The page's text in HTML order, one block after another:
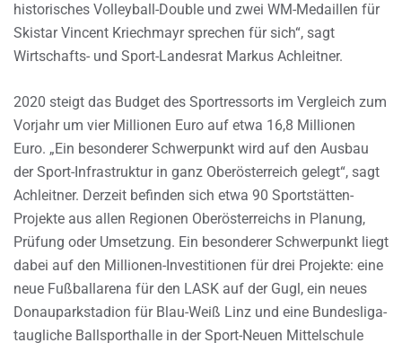
historisches Volleyball-Double und zwei WM-Medaillen für
Skistar Vincent Kriechmayr sprechen für sich“, sagt
Wirtschafts- und Sport-Landesrat Markus Achleitner.
2020 steigt das Budget des Sportressorts im Vergleich zum
Vorjahr um vier Millionen Euro auf etwa 16,8 Millionen
Euro. „Ein besonderer Schwerpunkt wird auf den Ausbau
der Sport-Infrastruktur in ganz Oberösterreich gelegt“, sagt
Achleitner. Derzeit befinden sich etwa 90 Sportstätten-
Projekte aus allen Regionen Oberösterreichs in Planung,
Prüfung oder Umsetzung. Ein besonderer Schwerpunkt liegt
dabei auf den Millionen-Investitionen für drei Projekte: eine
neue Fußballarena für den LASK auf der Gugl, ein neues
Donauparkstadion für Blau-Weiß Linz und eine Bundesliga-
taugliche Ballsporthalle in der Sport-Neuen Mittelschule